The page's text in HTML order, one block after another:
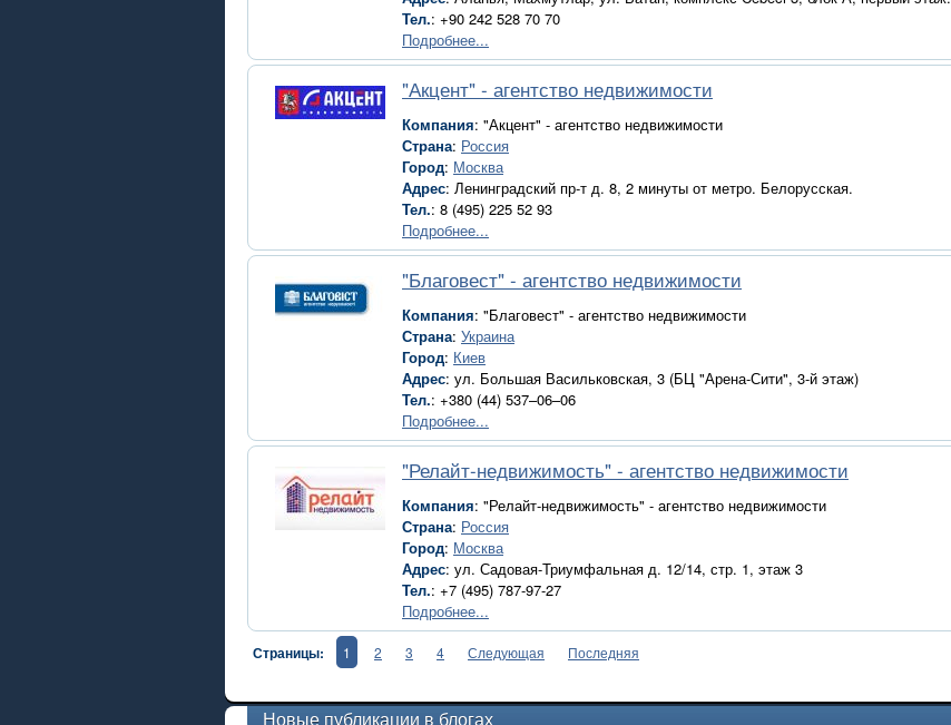
Тел.: +90 242 528 70 70
Подробнее...
"Акцент" - агентство недвижимости
Компания: "Акцент" - агентство недвижимости
Страна: Россия
Город: Москва
Адрес: Ленинградский пр-т д. 8, 2 минуты от метро. Белорусская.
Тел.: 8 (495) 225 52 93
Подробнее...
"Благовест" - агентство недвижимости
Компания: "Благовест" - агентство недвижимости
Страна: Украина
Город: Киев
Адрес: ул. Большая Васильковская, 3 (БЦ "Арена-Сити", 3-й этаж)
Тел.: +380 (44) 537–06–06
Подробнее...
"Релайт-недвижимость" - агентство недвижимости
Компания: "Релайт-недвижимость" - агентство недвижимости
Страна: Россия
Город: Москва
Адрес: ул. Садовая-Триумфальная д. 12/14, стр. 1, этаж 3
Тел.: +7 (495) 787-97-27
Подробнее...
Страницы: 1 2 3 4 Следующая Последняя
Новые публикации в блогах